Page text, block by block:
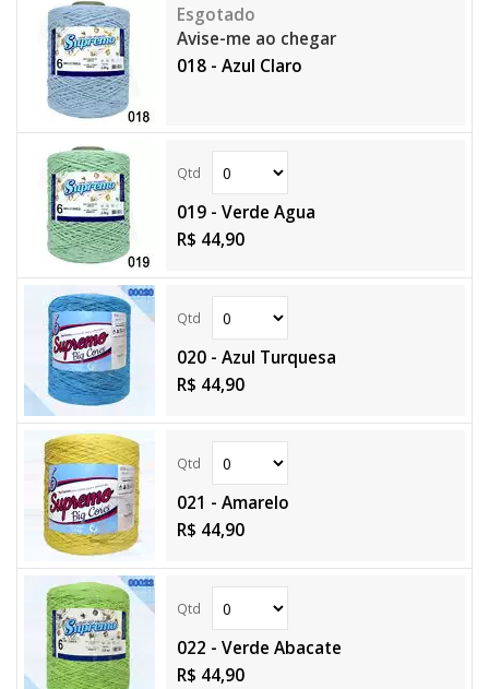
Avise-me ao chegar
018 - Azul Claro
019 - Verde Agua
R$ 44,90
020 - Azul Turquesa
R$ 44,90
021 - Amarelo
R$ 44,90
022 - Verde Abacate
R$ 44,90